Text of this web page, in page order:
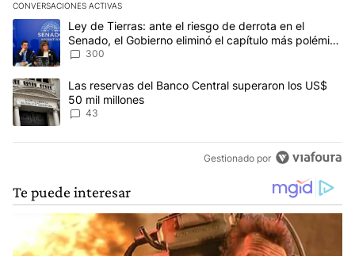
CONVERSACIONES ACTIVAS
Este listado muestra los artículos con más comentarios en los
Un artículo de tendencia con el título "Ley de Tierras: ante el
Ley de Tierras: ante el riesgo de derrota en el
Senado, el Gobierno eliminó el capítulo más polémico
del proyecto
300
Un artículo de tendencia con el título "Las reservas del Banco
Las reservas del Banco Central superaron los US$
50 mil millones
43
Gestionado por